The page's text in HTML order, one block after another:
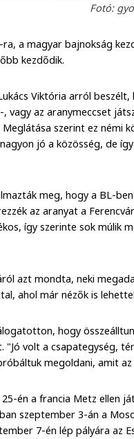
Fotó:
a magyar bajnokság
kezdődik.
Viktória arról beszélt,
vagy az aranymeccset
szerint ez némi
jó a közösség, de
meg, hogy a BL-
az aranyat a
így szerinte sok múlik
azt mondta, neki
ahol már nézők is
hogy
"Jó volt a csapategység,
megoldani, amit
én a francia Metz ellen
szeptember 3-án a
7-én lép pályára az